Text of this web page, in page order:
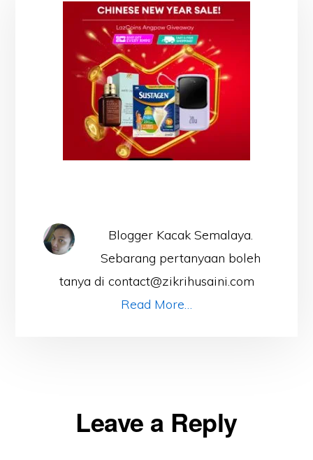
Blogger Kacak Semalaya.
Sebarang pertanyaan boleh
tanya di contact@zikrihusaini.com
Read More…
ReaderLeave a Reply